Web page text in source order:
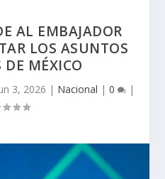
AL EMBAJADOR
LOS ASUNTOS
DE MÉXICO
3, 2026 | Nacional | 0 |